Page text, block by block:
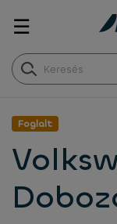
☰
Foglalt